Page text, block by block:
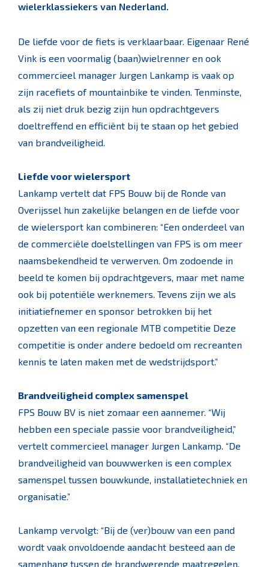
wielerklassiekers van Nederland.
De liefde voor de fiets is verklaarbaar. Eigenaar René
Vink is een voormalig (baan)wielrenner en ook
commercieel manager Jurgen Lankamp is vaak op
zijn racefiets of mountainbike te vinden. Tenminste,
als zij niet druk bezig zijn hun opdrachtgevers
doeltreffend en efficiënt bij te staan op het gebied
van brandveiligheid.
Liefde voor wielersport
Lankamp vertelt dat FPS Bouw bij de Ronde van
Overijssel hun zakelijke belangen en de liefde voor
de wielersport kan combineren: “Een onderdeel van
de commerciële doelstellingen van FPS is om meer
naamsbekendheid te verwerven. Om zodoende in
beeld te komen bij opdrachtgevers, maar met name
ook bij potentiële werknemers. Tevens zijn we als
initiatiefnemer en sponsor betrokken bij het
opzetten van een regionale MTB competitie Deze
competitie is onder andere bedoeld om recreanten
kennis te laten maken met de wedstrijdsport.”
Brandveiligheid complex samenspel
FPS Bouw BV is niet zomaar een aannemer. “Wij
hebben een speciale passie voor brandveiligheid,”
vertelt commercieel manager Jurgen Lankamp. “De
brandveiligheid van bouwwerken is een complex
samenspel tussen bouwkunde, installatietechniek en
organisatie.”
Lankamp vervolgt: “Bij de (ver)bouw van een pand
wordt vaak onvoldoende aandacht besteed aan de
samenhang tussen de brandwerende maatregelen.